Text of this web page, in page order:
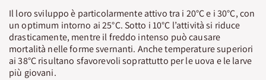
Il loro sviluppo è particolarmente attivo tra i 20°C e i 30°C, con
un optimum intorno ai 25°C. Sotto i 10°C l’attività si riduce
drasticamente, mentre il freddo intenso può causare
mortalità nelle forme svernanti. Anche temperature superiori
ai 38°C risultano sfavorevoli soprattutto per le uova e le larve
più giovani.